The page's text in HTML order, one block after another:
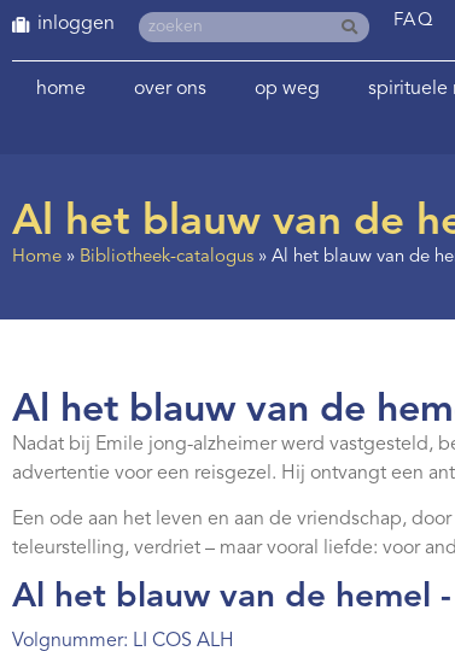
inloggen FAQ
home over ons op weg spirituele
Al het blauw van de
Home » Bibliotheek-catalogus » Al het blauw van de
Al het blauw van de
Nadat bij Emile jong-alzheimer werd vastgesteld,
advertentie voor een reisgezel. Hij ontvangt een
Een ode aan het leven en aan de vriendschap,
teleurstelling, verdriet – maar vooral liefde: voor
Al het blauw van de hemel
Volgnummer: LI COS ALH